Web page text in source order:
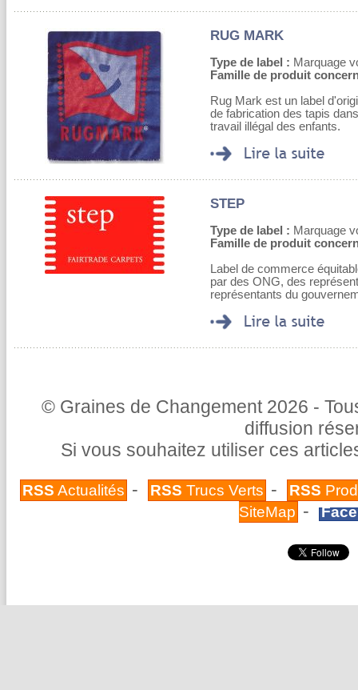
RUG MARK
Type de label : Marquage
Famille de produit
Rug Mark est un label
de fabrication des tapis
travail illégal des enfants.
STEP
Type de label : Marquage
Famille de produit
Label de commerce
par des ONG, des
représentants du
© Graines de Changement 2026 -
diffusion
Si vous souhaitez utiliser ces
RSS Actualités - RSS Trucs Verts - RSS
SiteMap -